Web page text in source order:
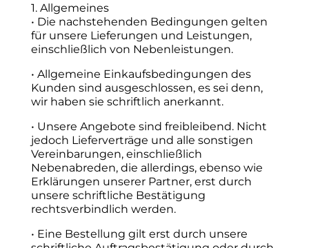
1. Allgemeines
• Die nachstehenden Bedingungen gelten
für unsere Lieferungen und Leistungen,
einschließlich von Nebenleistungen.
• Allgemeine Einkaufsbedingungen des
Kunden sind ausgeschlossen, es sei denn,
wir haben sie schriftlich anerkannt.
• Unsere Angebote sind freibleibend. Nicht
jedoch Lieferverträge und alle sonstigen
Vereinbarungen, einschließlich
Nebenabreden, die allerdings, ebenso wie
Erklärungen unserer Partner, erst durch
unsere schriftliche Bestätigung
rechtsverbindlich werden.
• Eine Bestellung gilt erst durch unsere